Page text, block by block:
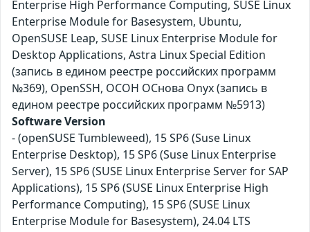
Enterprise High Performance Computing, SUSE Linux
Enterprise Module for Basesystem, Ubuntu,
OpenSUSE Leap, SUSE Linux Enterprise Module for
Desktop Applications, Astra Linux Special Edition
(запись в едином реестре российских программ
№369), OpenSSH, ОСОН ОСнова Оnyx (запись в
едином реестре российских программ №5913)
Software Version
- (openSUSE Tumbleweed), 15 SP6 (Suse Linux
Enterprise Desktop), 15 SP6 (Suse Linux Enterprise
Server), 15 SP6 (SUSE Linux Enterprise Server for SAP
Applications), 15 SP6 (SUSE Linux Enterprise High
Performance Computing), 15 SP6 (SUSE Linux
Enterprise Module for Basesystem), 24.04 LTS